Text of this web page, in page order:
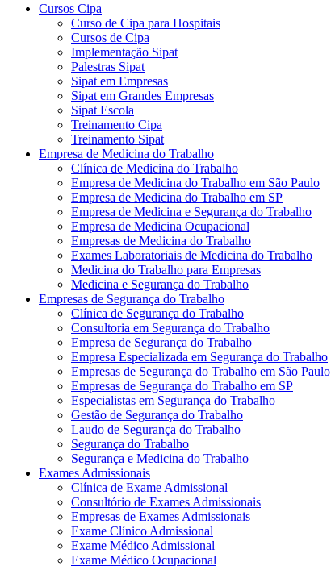
Cursos Cipa
Curso de Cipa para Hospitais
Cursos de Cipa
Implementação Sipat
Palestras Sipat
Sipat em Empresas
Sipat em Grandes Empresas
Sipat Escola
Treinamento Cipa
Treinamento Sipat
Empresa de Medicina do Trabalho
Clínica de Medicina do Trabalho
Empresa de Medicina do Trabalho em São Paulo
Empresa de Medicina do Trabalho em SP
Empresa de Medicina e Segurança do Trabalho
Empresa de Medicina Ocupacional
Empresas de Medicina do Trabalho
Exames Laboratoriais de Medicina do Trabalho
Medicina do Trabalho para Empresas
Medicina e Segurança do Trabalho
Empresas de Segurança do Trabalho
Clínica de Segurança do Trabalho
Consultoria em Segurança do Trabalho
Empresa de Segurança do Trabalho
Empresa Especializada em Segurança do Trabalho
Empresas de Segurança do Trabalho em São Paulo
Empresas de Segurança do Trabalho em SP
Especialistas em Segurança do Trabalho
Gestão de Segurança do Trabalho
Laudo de Segurança do Trabalho
Segurança do Trabalho
Segurança e Medicina do Trabalho
Exames Admissionais
Clínica de Exame Admissional
Consultório de Exames Admissionais
Empresas de Exames Admissionais
Exame Clínico Admissional
Exame Médico Admissional
Exame Médico Ocupacional